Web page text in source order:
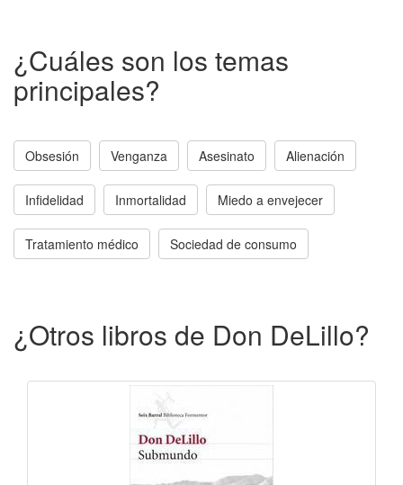
¿Cuáles son los temas
principales?
Obsesión Venganza Asesinato Alienación
Infidelidad Inmortalidad Miedo a envejecer
Tratamiento médico Sociedad de consumo
¿Otros libros de Don DeLillo?